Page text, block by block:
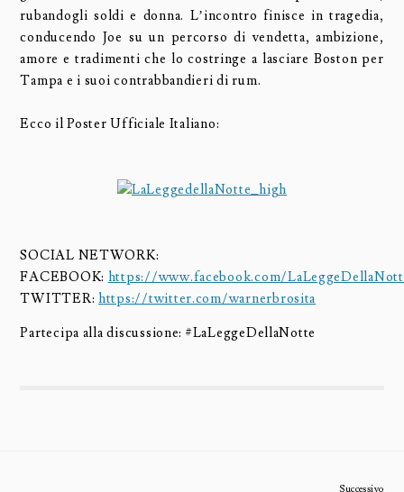
rubandogli soldi e donna. L’incontro finisce in tragedia,
conducendo Joe su un percorso di vendetta, ambizione,
amore e tradimenti che lo costringe a lasciare Boston per
Tampa e i suoi contrabbandieri di rum.
Ecco il Poster Ufficiale Italiano:
SOCIAL NETWORK:
FACEBOOK: https://www.facebook.com/
TWITTER:https://twitter.com/warnerbrosita
Partecipa alla discussione: #LaLeggeDellaNotte